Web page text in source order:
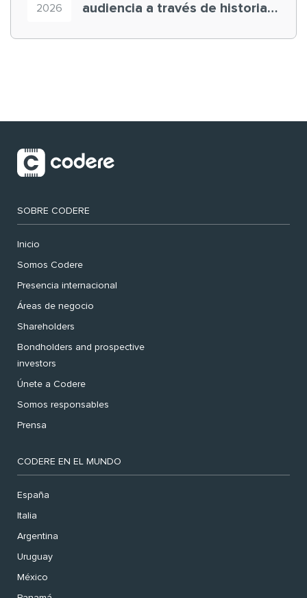
2026
audiencia a través de historias
SOBRE CODERE
Inicio
Somos Codere
Presencia internacional
Áreas de negocio
Shareholders
Bondholders and prospective
investors
Únete a Codere
Somos responsables
Prensa
CODERE EN EL MUNDO
España
Italia
Argentina
Uruguay
México